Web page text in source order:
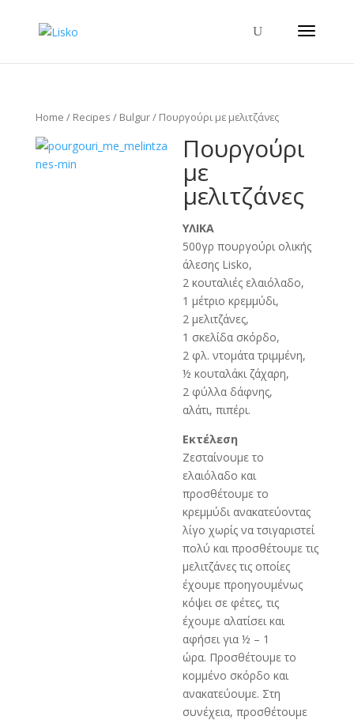
Home / Recipes / Bulgur/ Πουργούρι με μελιτζάνες
Πουργούρι
με
μελιτζάνες
ΥΛΙΚΑ
500γρ πουργούρι ολικής
άλεσης Lisko,
2 κουταλιές ελαιόλαδο,
1 μέτριο κρεμμύδι,
2 μελιτζάνες,
1 σκελίδα σκόρδο,
2 φλ. ντομάτα τριμμένη,
½ κουταλάκι ζάχαρη,
2 φύλλα δάφνης,
αλάτι, πιπέρι.
Εκτέλεση
Ζεσταίνουμε το
ελαιόλαδο και
προσθέτουμε το
κρεμμύδι ανακατεύοντας
λίγο χωρίς να τσιγαριστεί
πολύ και προσθέτουμε τις
μελιτζάνες τις οποίες
έχουμε προηγουμένως
κόψει σε φέτες, τις
έχουμε αλατίσει και
αφήσει για ½ – 1
ώρα. Προσθέτουμε το
κομμένο σκόρδο και
ανακατεύουμε. Στη
συνέχεια, προσθέτουμε